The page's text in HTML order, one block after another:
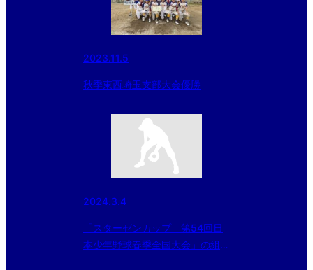
2023.11.5
秋季東西埼玉支部大会優勝
2024.3.4
「スターゼンカップ 第54回日
本少年野球春季全国大会」の組み